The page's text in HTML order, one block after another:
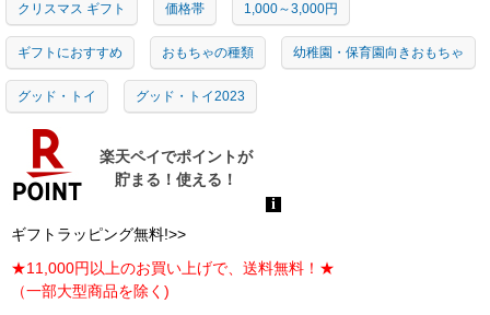
クリスマス ギフト 価格帯 1,000～3,000円
ギフトにおすすめ おもちゃの種類 幼稚園・保育園向きおもちゃ
グッド・トイ グッド・トイ2023
ギフトラッピング無料!>>
★11,000円以上のお買い上げで、送料無料！★
（一部大型商品を除く)